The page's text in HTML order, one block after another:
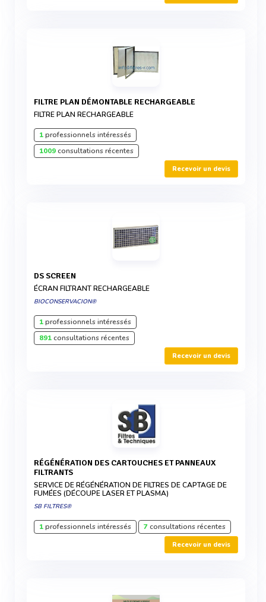
FILTRE PLAN DÉMONTABLE RECHARGEABLE
FILTRE PLAN RECHARGEABLE
1professionnels intéressés
1009consultations récentes
Recevoir un devis
DS SCREEN
ÉCRAN FILTRANT RECHARGEABLE
BIOCONSERVACION®
1professionnels intéressés
891consultations récentes
Recevoir un devis
RÉGÉNÉRATION DES CARTOUCHES ET PANNEAUX
FILTRANTS
SERVICE DE RÉGÉNÉRATION DE FILTRES DE CAPTAGE DE
FUMÉES (DÉCOUPE LASER ET PLASMA)
SB FILTRES®
1professionnels intéressés 7consultations récentes
Recevoir un devis